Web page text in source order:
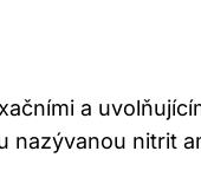
a
nazývanou nitrit